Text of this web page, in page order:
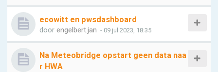
ecowitt en pwsdashboard
door engelbert.jan - 09 jul 2023, 18:35
Na Meteobridge opstart geen data naa
r HWA